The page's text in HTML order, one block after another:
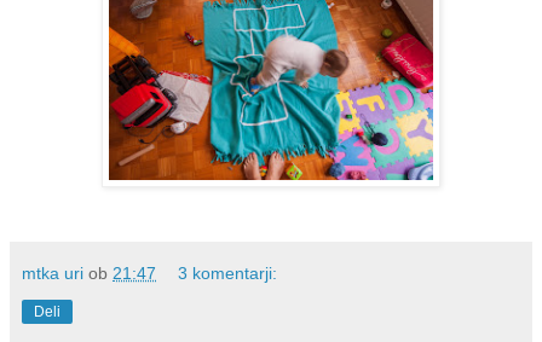
mtka uri ob 21:47 3 komentarji:
Deli